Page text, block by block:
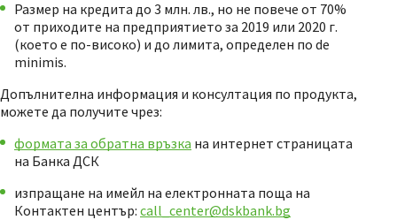
Размер на кредита до 3 млн. лв., но не повече от 70%
от приходите на предприятието за 2019 или 2020 г.
(което е по-високо) и до лимита, определен по de
minimis.
Допълнителна информация и консултация по продукта,
можете да получите чрез:
формата за обратна връзка на интернет страницата
на Банка ДСК
изпращане на имейл на електронната поща на
Контактен център: call_center@dskbank.bg